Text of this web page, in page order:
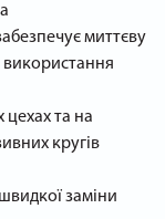
миттєву
використання
цехах та на
кругів
заміни